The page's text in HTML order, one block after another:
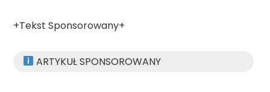
+Tekst Sponsorowany+
ARTYKUŁ SPONSOROWANY